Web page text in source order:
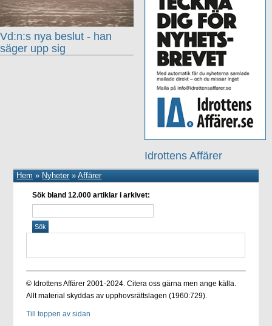
Idrottens Affärer
Vd:n:s nya beslut - han
säger upp sig
Hem » Nyheter»Affärer
Sök bland 12.000 artiklar i arkivet:
© Idrottens Affärer 2001-2024. Citera oss gärna men ange källa.
Allt material skyddas av upphovsrättslagen (1960:729).
Till toppen av sidan